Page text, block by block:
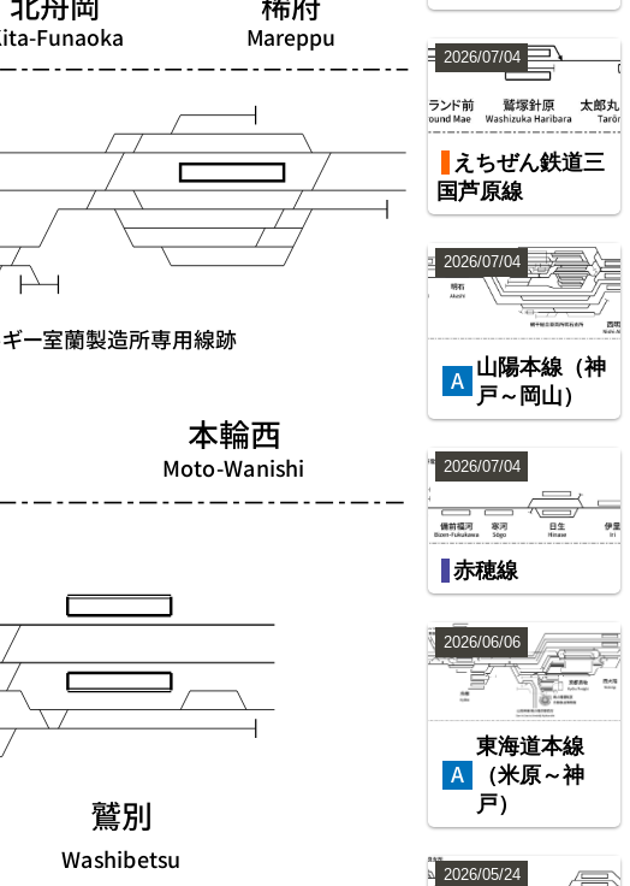
えちぜん鉄道三
国芦原線
2026/07/04
山陽本線（神
戸～岡山）
2026/07/04
赤穂線
2026/07/04
東海道本線
（米原～神
戸）
2026/06/06
2026/05/24